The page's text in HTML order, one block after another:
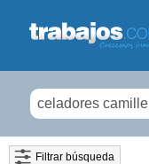
Filtrar búsqueda